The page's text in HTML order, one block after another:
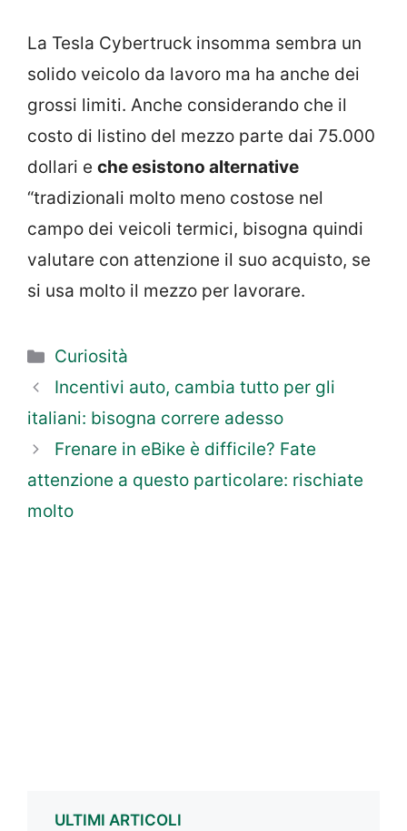
La Tesla Cybertruck insomma sembra un
solido veicolo da lavoro ma ha anche dei
grossi limiti. Anche considerando che il
costo di listino del mezzo parte dai 75.000
dollari e che esistono alternative
“tradizionali molto meno costose nel
campo dei veicoli termici, bisogna quindi
valutare con attenzione il suo acquisto, se
si usa molto il mezzo per lavorare.
Categorie
Curiosità
Incentivi auto, cambia tutto per gli
italiani: bisogna correre adesso
Frenare in eBike è difficile? Fate
attenzione a questo particolare: rischiate
molto
ULTIMI ARTICOLI